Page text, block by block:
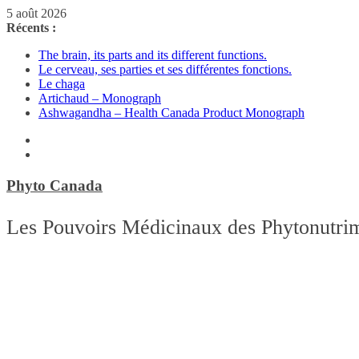
Passer
au
5 août 2026
Récents :
The brain, its parts and its different functions.
Le cerveau, ses parties et ses différentes fonctions.
Le chaga
Artichaud – Monograph
Ashwagandha – Health Canada Product Monograph
Phyto Canada
Les Pouvoirs Médicinaux des